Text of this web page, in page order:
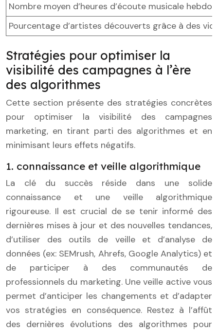
Nombre moyen d’heures d’écoute musicale
Pourcentage d’artistes découverts grâce à des
Stratégies pour optimiser la
visibilité des campagnes à l’ère
des algorithmes
Cette section présente des stratégies concrètes
pour optimiser la visibilité des campagnes
marketing, en tirant parti des algorithmes et en
minimisant leurs effets négatifs.
1. connaissance et veille algorithmique
La clé du succès réside dans une solide
connaissance et une veille algorithmique
rigoureuse. Il est crucial de se tenir informé des
dernières mises à jour et des nouvelles tendances,
d’utiliser des outils de veille et d’analyse de
données (ex: SEMrush, Ahrefs, Google Analytics) et
de participer à des communautés de
professionnels du marketing. Une veille active vous
permet d’anticiper les changements et d’adapter
vos stratégies en conséquence. Restez à l’affût
des dernières évolutions des algorithmes pour